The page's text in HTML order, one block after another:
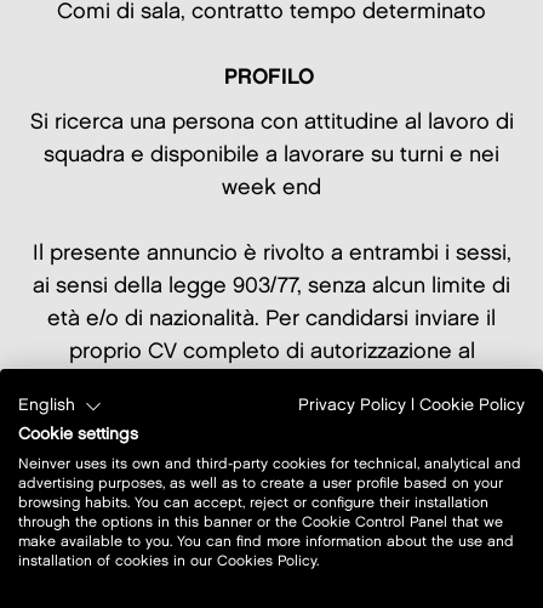
Comi di sala, contratto tempo determinato
PROFILO
Si ricerca una persona con attitudine al lavoro di
squadra e disponibile a lavorare su turni e nei
week end
Il presente annuncio è rivolto a entrambi i sessi,
ai sensi della legge 903/77, senza alcun limite di
età e/o di nazionalità. Per candidarsi inviare il
proprio CV completo di autorizzazione al
indirizzo email e inserire in oggetto "Comi di sala
Farinella Restaurant Castel Guelfo".
castelguelfo_outlet@farinellarestaurant.it
English Privacy Policy
Cookie Policy
Cookie settings
Neinver uses its own and third-party cookies for technical, analytical and
advertising purposes, as well as to create a user profile based on your
browsing habits. You can accept, reject or configure their installation
through the options in this banner or the Cookie Control Panel that we
make available to you. You can find more information about the use and
installation of cookies in our Cookies Policy.